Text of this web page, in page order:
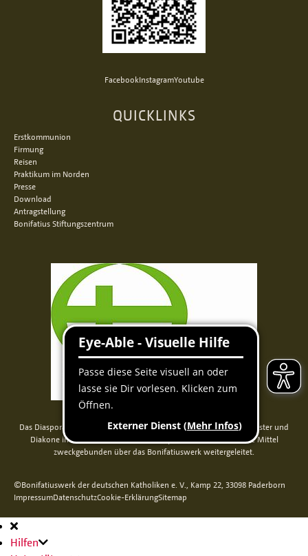
FacebookInstagramYoutube
QUICKLINKS
Erstkommunion
Firmung
Reisen
Praktikum im Norden
Presse
Download
Antragstellung
Bonifatius Stiftungszentrum
Das Diaspora-Kommissariat der deutschen Bischöfe unterstützt Priester und
Diakone in Nord-, Mittel- und Osteuropa. Seit 2014 werden die Mittel
zweckgebunden über das Bonifatiuswerk weitergeleitet.
©Bonifatiuswerk der deutschen Katholiken e. V., Kamp 22, 33098 Paderborn
ImpressumDatenschutzCookie-ErklärungSitemap
Hauptnavigation
Hilfen